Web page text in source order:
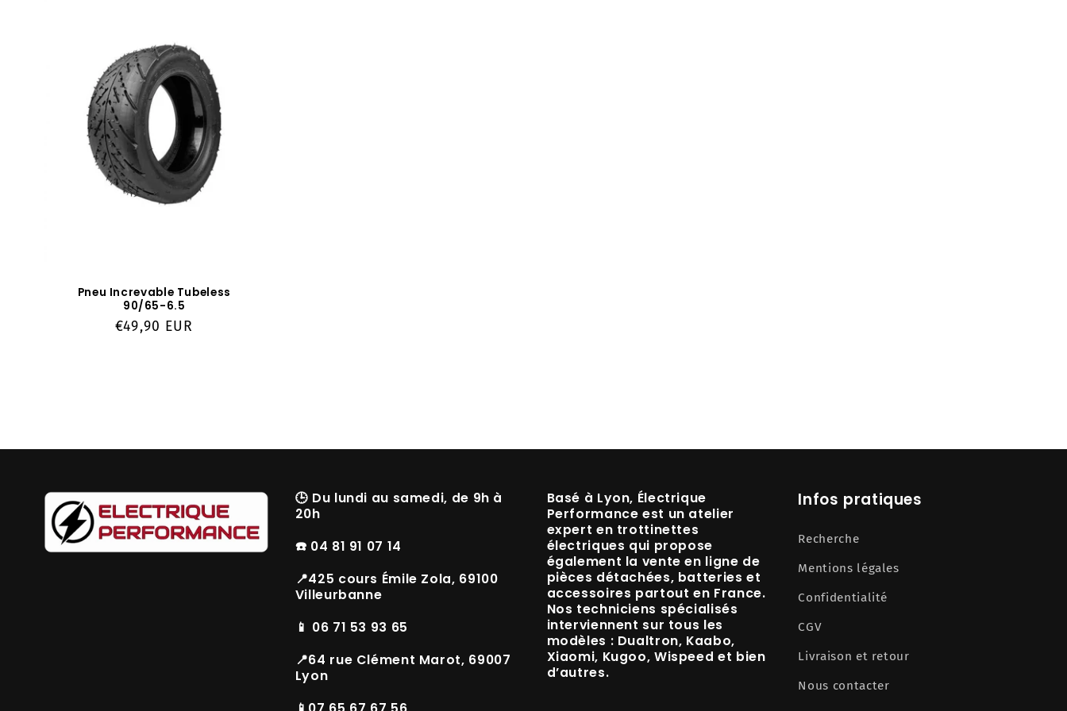
Pneu Increvable Tubeless
90/65-6.5
Prix
€49,90 EUR
🕒 Du lundi au samedi, de 9h à
20h
☎️ 04 81 91 07 14
📍425 cours Émile Zola, 69100
Villeurbanne
📱 06 71 53 93 65
📍64 rue Clément Marot, 69007
Lyon
Basé à Lyon, Électrique
Performance est un atelier
expert en trottinettes
électriques qui propose
également la vente en ligne de
pièces détachées, batteries et
accessoires partout en France.
Nos techniciens spécialisés
interviennent sur tous les
modèles : Dualtron, Kaabo,
Xiaomi, Kugoo, Wispeed et bien
d’autres.
Infos pratiques
Recherche
Mentions légales
Confidentialité
CGV
Livraison et retour
Nous contacter